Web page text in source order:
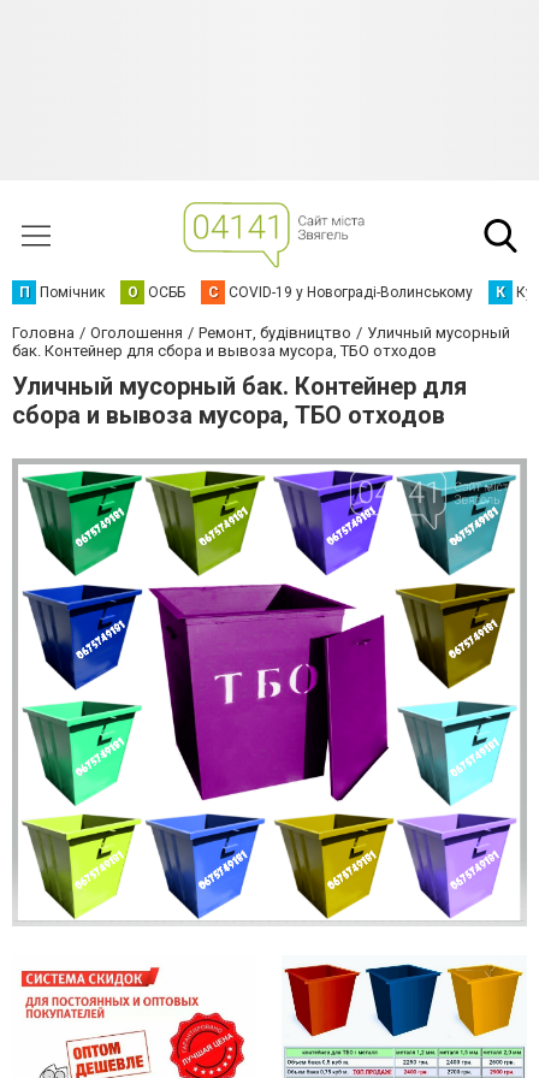
П Помічник О ОСББ C COVID-19 у Новограді-Волинському К
Головна Оголошення Ремонт, будівництво
Уличный мусорный
бак. Контейнер для сбора и вывоза мусора, ТБО отходов
Уличный мусорный бак. Контейнер для
сбора и вывоза мусора, ТБО отходов